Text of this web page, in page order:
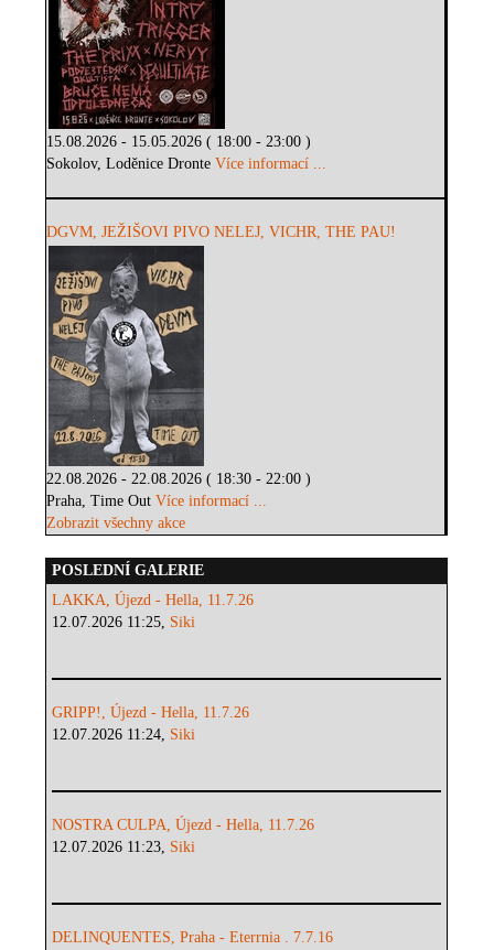
15.08.2026 - 15.05.2026 ( 18:00 - 23:00 )
Sokolov, Loděnice DronteVíce informací ...
DGVM, JEŽIŠOVI PIVO NELEJ, VICHR, THE PAU!
22.08.2026 - 22.08.2026 ( 18:30 - 22:00 )
Praha, Time OutVíce informací ...
Zobrazit všechny akce
POSLEDNÍ GALERIE
LAKKA, Újezd - Hella, 11.7.26
12.07.2026 11:25, Siki
GRIPP!, Újezd - Hella, 11.7.26
12.07.2026 11:24, Siki
NOSTRA CULPA, Újezd - Hella, 11.7.26
12.07.2026 11:23, Siki
DELINQUENTES, Praha - Eterrnia . 7.7.16